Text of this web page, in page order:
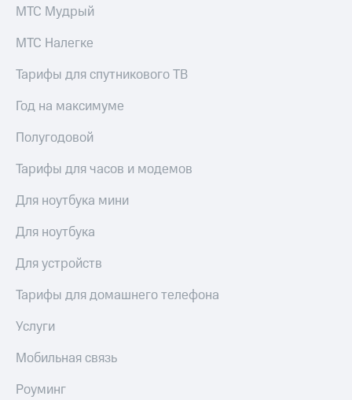
МТС Мудрый
МТС Налегке
Тарифы для спутникового ТВ
Год на максимуме
Полугодовой
Тарифы для часов и модемов
Для ноутбука мини
Для ноутбука
Для устройств
Тарифы для домашнего телефона
Услуги
Мобильная связь
Роуминг